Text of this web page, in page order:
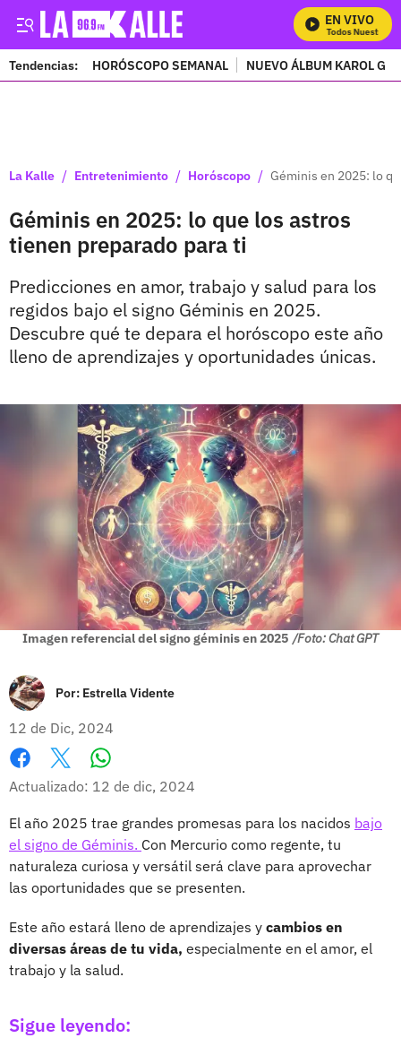
EN VIVO
Mira Todos Nuestros
Tendencias: HORÓSCOPO SEMANAL NUEVO ÁLBUM KAROL G
La Kalle / Entretenimiento / Horóscopo / Géminis en 2025: lo
Géminis en 2025: lo que los astros
tienen preparado para ti
Predicciones en amor, trabajo y salud para los
regidos bajo el signo Géminis en 2025.
Descubre qué te depara el horóscopo este año
lleno de aprendizajes y oportunidades únicas.
Imagen referencial del signo géminis en 2025 /Foto: Chat GPT
Por: Estrella Vidente
12 de Dic, 2024
Facebook
X
Actualizado: 12 de dic, 2024
El año 2025 trae grandes promesas para los nacidos bajo
el signo de Géminis. Con Mercurio como regente, tu
naturaleza curiosa y versátil será clave para aprovechar
las oportunidades que se presenten.
Este año estará lleno de aprendizajes y cambios en
diversas áreas de tu vida, especialmente en el amor, el
trabajo y la salud.
Sigue leyendo: